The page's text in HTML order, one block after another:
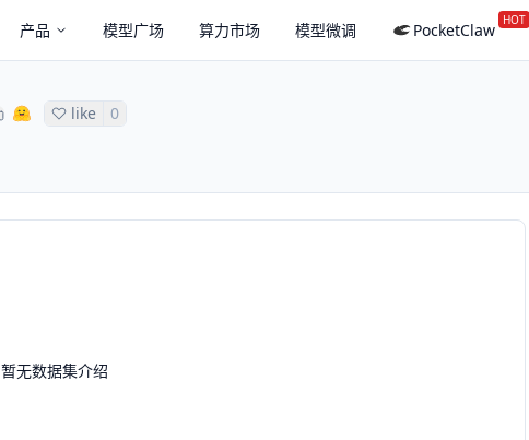
产品 模型广场 算力市场 模型微调 PocketClaw HOT
like 0
暂无数据集介绍